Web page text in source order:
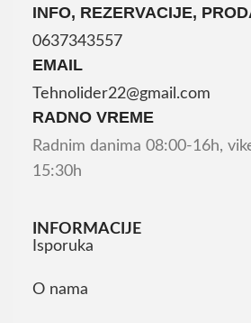
INFO, REZERVACIJE,
0637343557
EMAIL
Tehnolider22@gmail.com
RADNO VREME
Radnim danima 08:00-16h,
15:30h
INFORMACIJE
Isporuka
O nama